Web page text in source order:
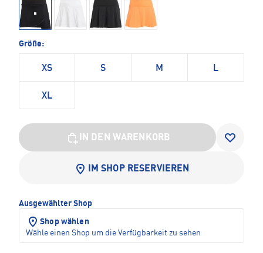
Größe:
XS S M L
XL
IN DEN WARENKORB
IM SHOP RESERVIEREN
Ausgewählter Shop
Shop wählen
Wähle einen Shop um die Verfügbarkeit zu sehen